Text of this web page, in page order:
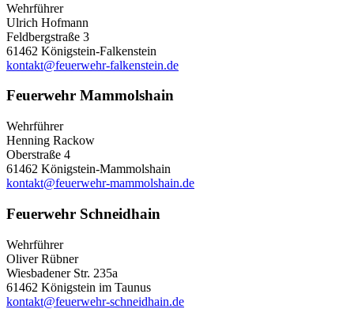
Wehrführer
Ulrich Hofmann
Feldbergstraße 3
61462 Königstein-Falkenstein
kontakt@feuerwehr-falkenstein.de
Feuerwehr Mammolshain
Wehrführer
Henning Rackow
Oberstraße 4
61462 Königstein-Mammolshain
kontakt@feuerwehr-mammolshain.de
Feuerwehr Schneidhain
Wehrführer
Oliver Rübner
Wiesbadener Str. 235a
61462 Königstein im Taunus
kontakt@feuerwehr-schneidhain.de